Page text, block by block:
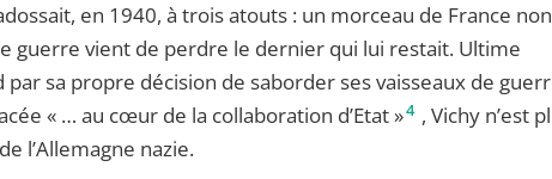
en 1940, à trois atouts : un morceau de France non
guerre vient de perdre le dernier qui lui restait. Ultime
sa propre décision de saborder ses vaisseaux de
« … au cœur de la collaboration d’Etat »4 , Vichy n’est
l’Allemagne nazie.